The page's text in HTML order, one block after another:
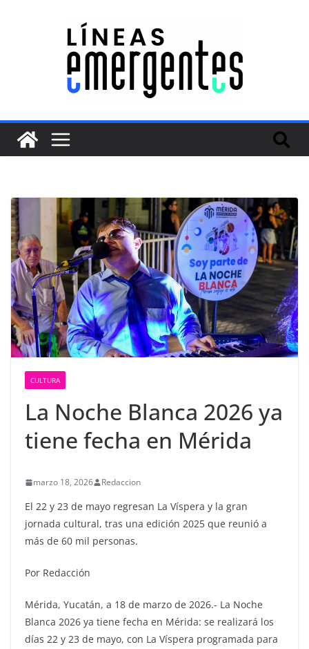
CULTURA
La Noche Blanca 2026 ya
tiene fecha en Mérida
marzo 18, 2026 Redaccion
El 22 y 23 de mayo regresan La Víspera y la gran
jornada cultural, tras una edición 2025 que reunió a
más de 60 mil personas.
Por Redacción
Mérida, Yucatán, a 18 de marzo de 2026.- La Noche
Blanca 2026 ya tiene fecha en Mérida: se realizará los
días 22 y 23 de mayo, con La Víspera programada para